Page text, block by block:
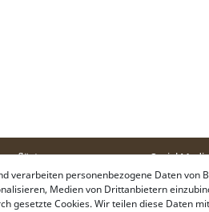
Social Media
Instagram
Facebook
verarbeiten personenbezogene Daten von
Medien von Drittanbietern
gesetzte Cookies. Wir teilen diese Daten